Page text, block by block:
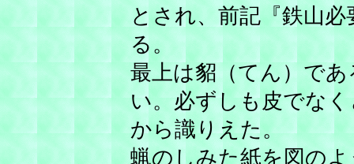
とされ、前記『鉄山
る。
最上は貂（てん）で
い。必ずしも皮でな
から識りえた。
蝋のしみた紙を図の